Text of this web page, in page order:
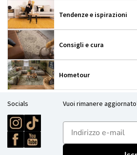
Tendenze e ispirazioni
Consigli e cura
Hometour
Socials Vuoi rimanere
E-mailadres